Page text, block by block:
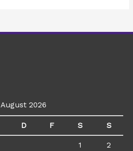
August 2026
D F S S
1
2